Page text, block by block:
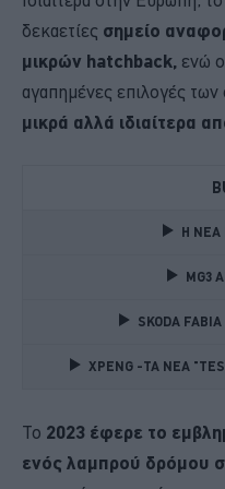
δεκαετίες σημείο
μικρών hatchback, ενώ
αγαπημένες επιλογές
μικρά αλλά ιδιαίτερα
Η ΝΕΑ
MG3
SKODA
XPENG -ΤΑ ΝΕΑ
Το 2023 έφερε το
ενός λαμπρού δρόμου